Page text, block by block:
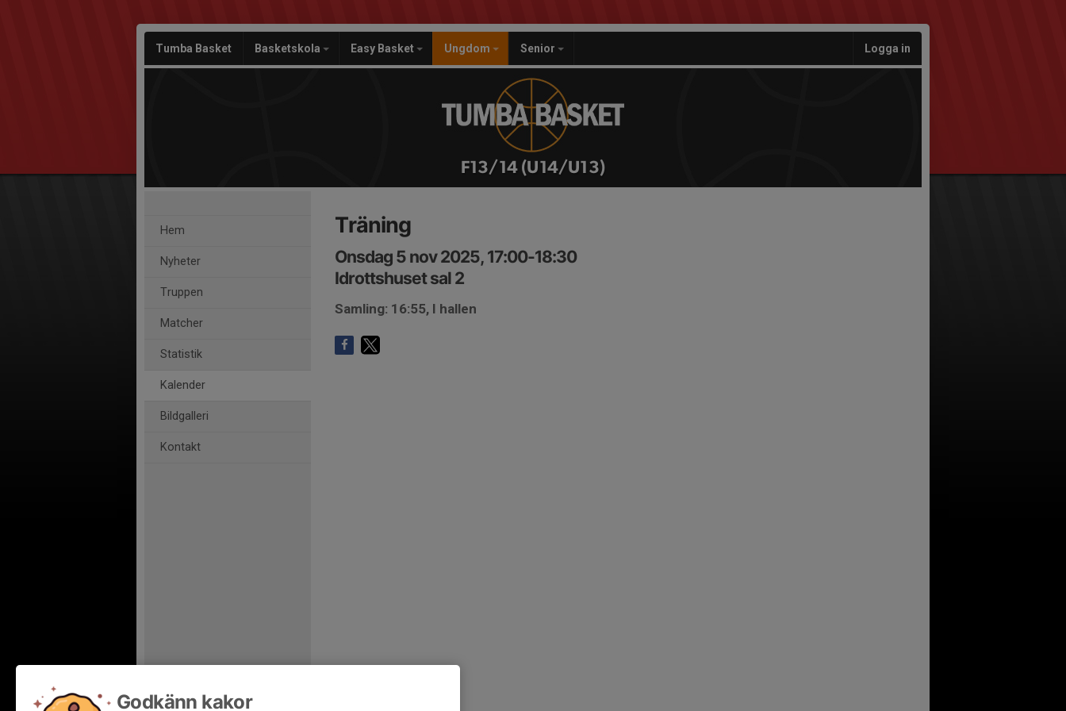
Tumba Basket Basketskola Easy Basket Ungdom Senior Logga in
F13/14 (U14/U13)
Hem
Nyheter
Truppen
Matcher
Statistik
Kalender
Bildgalleri
Kontakt
Träning
Onsdag 5 nov 2025, 17:00-18:30
Idrottshuset sal 2
Samling: 16:55, I hallen
Godkänn kakor